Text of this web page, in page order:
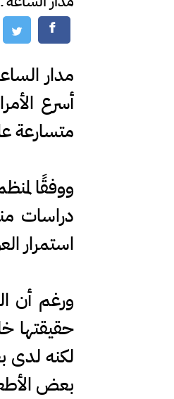
مدار
أسرع
متسارعة
ووفقًا
استمرار
ورغم أن
حقيقتها
لكنه لدى
بعض